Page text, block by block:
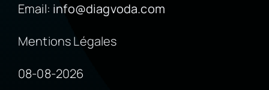
Email: info@diagvoda.com
Mentions Légales
08-08-2026